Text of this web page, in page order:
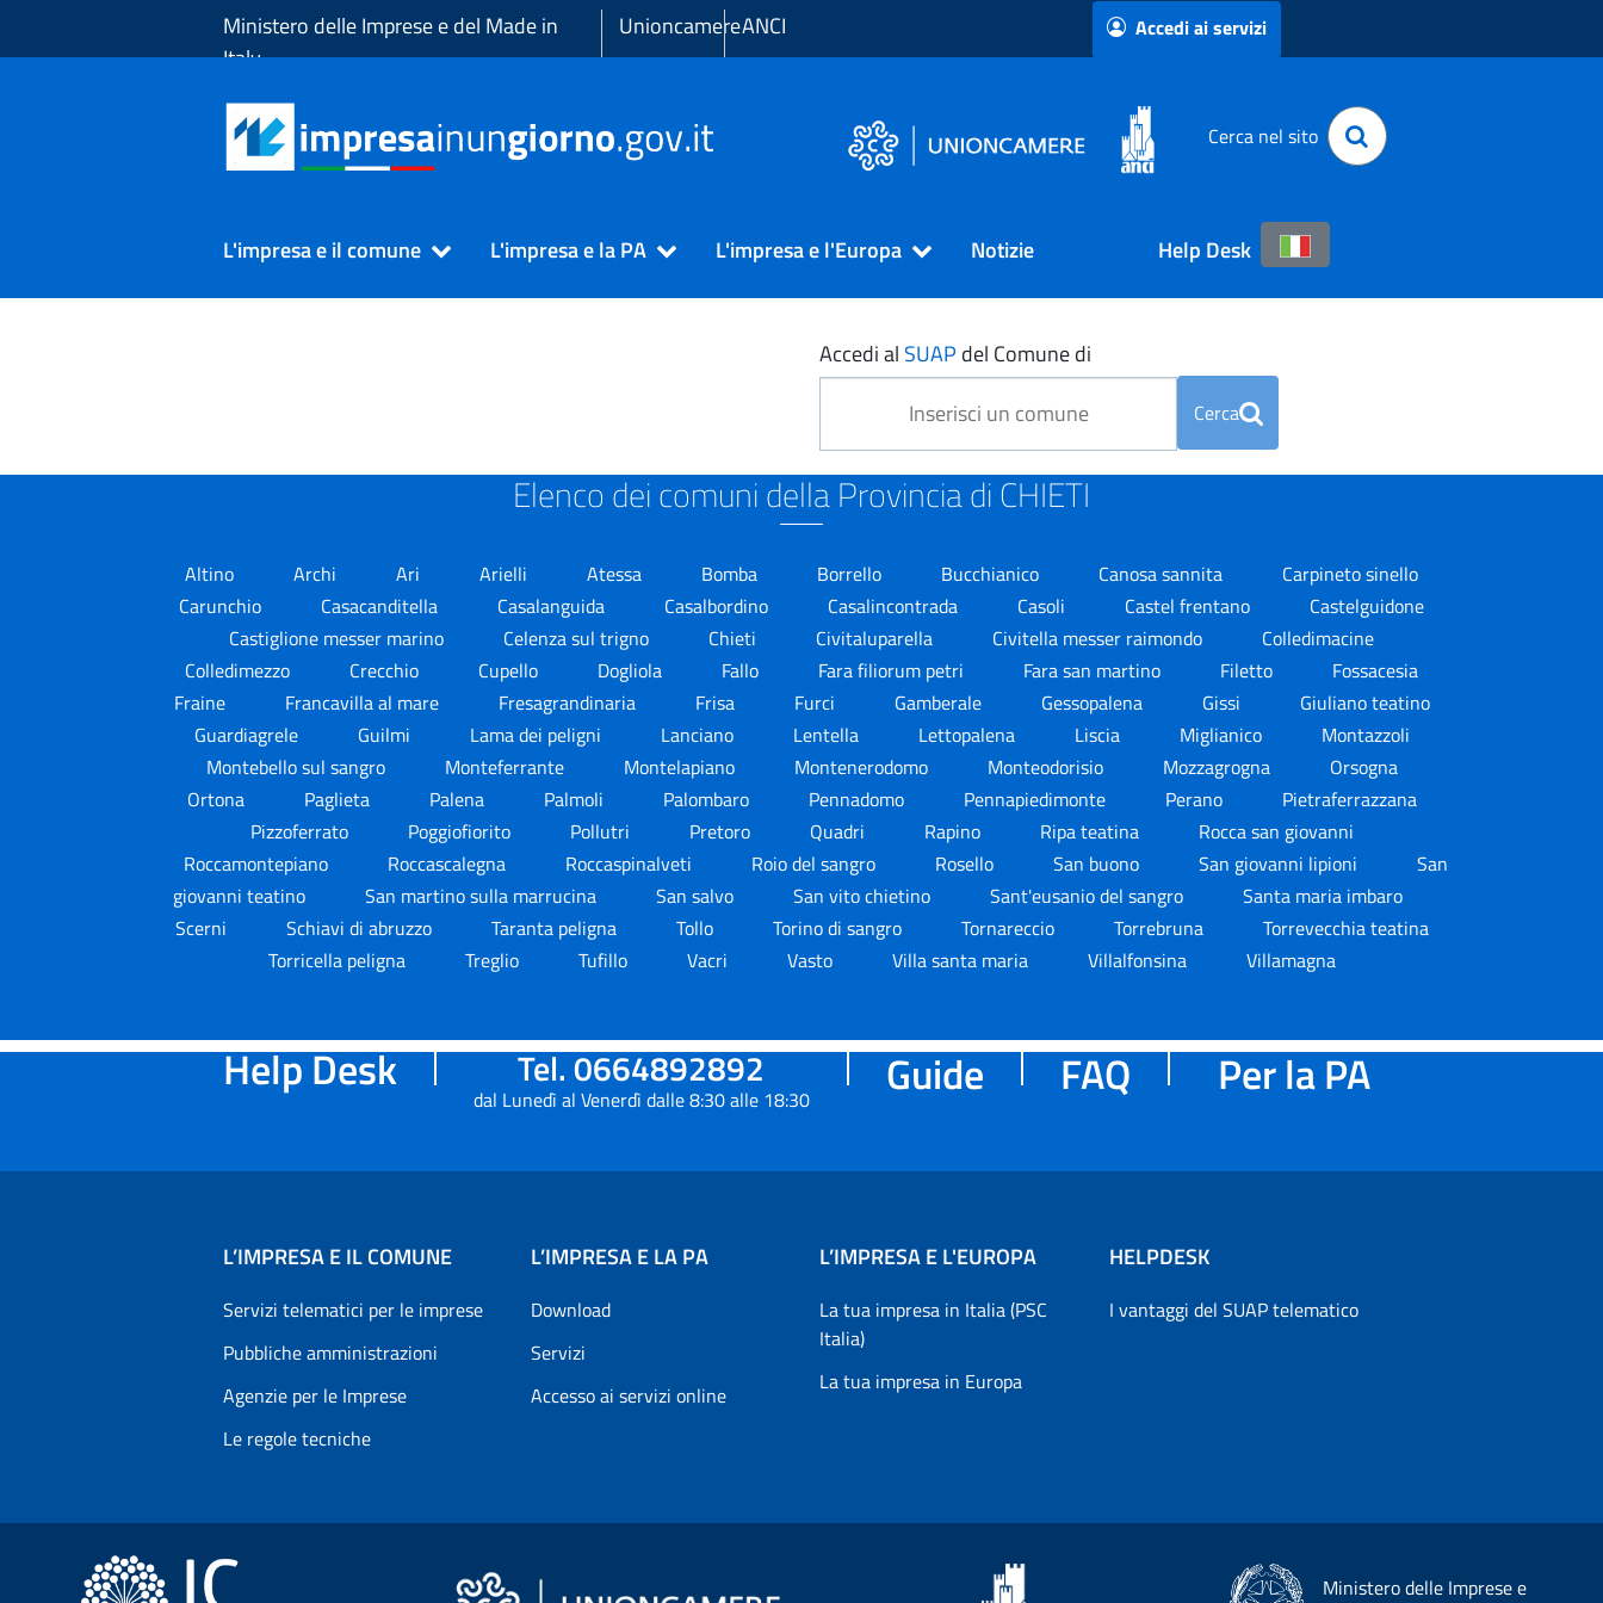
Ministero delle Imprese e del Made in
Italy
UnioncamereANCI Accedi ai servizi
Cerca nel sito
L'impresa e il comune L'impresa e la PA L'impresa e l'Europa Notizie Help Desk
Accedi al SUAP del Comune di
Cerca
Elenco dei comuni della Provincia di CHIETI
Altino Archi Ari Arielli Atessa Bomba Borrello Bucchianico Canosa sannita
Carpineto sinello
Carunchio
Casacanditella Casalanguida Casalbordino Casalincontrada Casoli Castel frentano
Castelguidone
Castiglione messer marino
Celenza sul trigno Chieti Civitaluparella Civitella messer raimondo
Colledimacine
Colledimezzo
Crecchio Cupello Dogliola Fallo Fara filiorum petri Fara san martino Filetto
Fossacesia
Fraine
Francavilla al mare Fresagrandinaria Frisa Furci Gamberale Gessopalena Gissi
Giuliano teatino
Guardiagrele
Guilmi Lama dei peligni Lanciano Lentella Lettopalena Liscia Miglianico
Montazzoli
Montebello sul sangro
Monteferrante Montelapiano Montenerodomo Monteodorisio Mozzagrogna
Orsogna
Ortona
Paglieta Palena Palmoli Palombaro Pennadomo Pennapiedimonte Perano
Pietraferrazzana
Pizzoferrato
Poggiofiorito Pollutri Pretoro Quadri Rapino Ripa teatina
Rocca san giovanni
Roccamontepiano
Roccascalegna Roccaspinalveti Roio del sangro Rosello San buono San giovanni lipioni
San
giovanni teatino
San martino sulla marrucina San salvo San vito chietino Sant'eusanio del sangro
Santa maria imbaro
Scerni
Schiavi di abruzzo Taranta peligna Tollo Torino di sangro Tornareccio Torrebruna
Torrevecchia teatina
Torricella peligna
Treglio Tufillo Vacri Vasto Villa santa maria Villalfonsina Villamagna
Help Desk Tel. 0664892892
dal Lunedì al Venerdì dalle 8:30 alle 18:30 Guide FAQ Per la PA
L’IMPRESA E IL COMUNE
Servizi telematici per le imprese
Pubbliche amministrazioni
Agenzie per le Imprese
Le regole tecniche
L’IMPRESA E LA PA
Download
Servizi
Accesso ai servizi online
L’IMPRESA E L'EUROPA
La tua impresa in Italia (PSC
Italia)
La tua impresa in Europa
HELPDESK
I vantaggi del SUAP telematico
Ministero delle Imprese e